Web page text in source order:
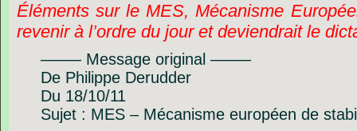
Éléments sur le MES, Mécanisme
revenir à l’ordre du jour et deviendrait le
——– Message original ——–
De Philippe Derudder
Du 18/10/11
Sujet : MES – Mécanisme européen de